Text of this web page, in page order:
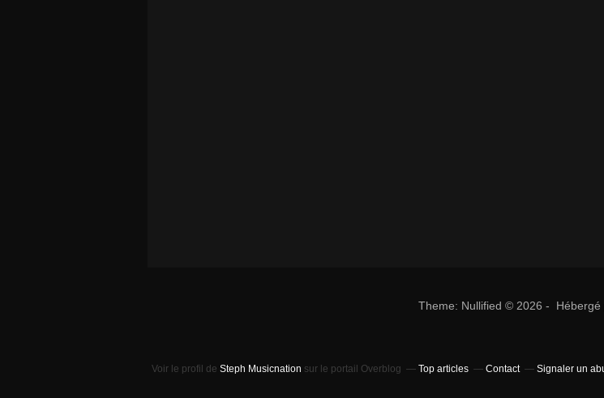
Theme: Nullified © 2026 - Hébergé
Voir le profil de Steph Musicnation sur le portail Overblog Top articles Contact Signaler un